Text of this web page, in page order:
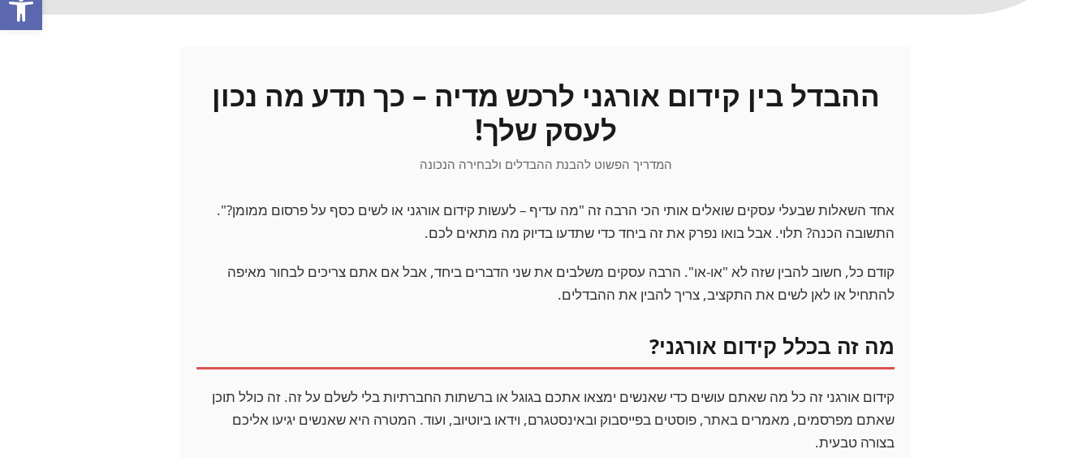
ההבדל בין קידום אורגני לרכש מדיה – כך תדע מה נכון
לעסק שלך!
המדריך הפשוט להבנת ההבדלים ולבחירה הנכונה
אחד השאלות שבעלי עסקים שואלים אותי הכי הרבה זה "מה עדיף – לעשות קידום אורגני או לשים כסף על פרסום ממומן?".
התשובה הכנה? תלוי. אבל בואו נפרק את זה ביחד כדי שתדעו בדיוק מה מתאים לכם.
קודם כל, חשוב להבין שזה לא "או-או". הרבה עסקים משלבים את שני הדברים ביחד, אבל אם אתם צריכים לבחור מאיפה
להתחיל או לאן לשים את התקציב, צריך להבין את ההבדלים.
מה זה בכלל קידום אורגני?
קידום אורגני זה כל מה שאתם עושים כדי שאנשים ימצאו אתכם בגוגל או ברשתות החברתיות בלי לשלם על זה. זה כולל תוכן
שאתם מפרסמים, מאמרים באתר, פוסטים בפייסבוק ובאינסטגרם, וידאו ביוטיוב, ועוד. המטרה היא שאנשים יגיעו אליכם
בצורה טבעית.